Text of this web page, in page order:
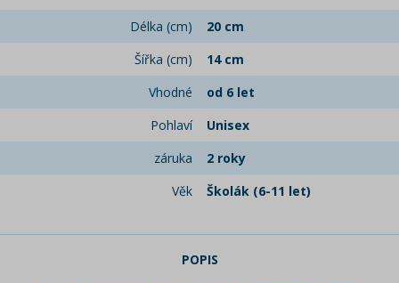
Délka (cm)
20 cm
Šířka (cm)
14 cm
Vhodné
od 6 let
Pohlaví
Unisex
záruka
2 roky
Věk
Školák (6-11 let)
POPIS